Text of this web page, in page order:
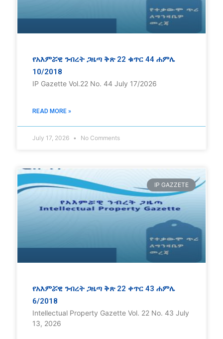
የአእምሯዊ ንብረት ጋዜጣ ቅጽ 22 ቁጥር 44 ሐምሌ
10/2018
IP Gazette Vol.22 No. 44 July 17/2026
READ MORE »
July 17, 2026 No Comments
IP GAZZETE
የአእምሯዊ ንብረት ጋዜጣ ቅጽ 22 ቀጥር 43 ሐምሌ
6/2018
Intellectual Property Gazette Vol. 22 No. 43 July
13, 2026